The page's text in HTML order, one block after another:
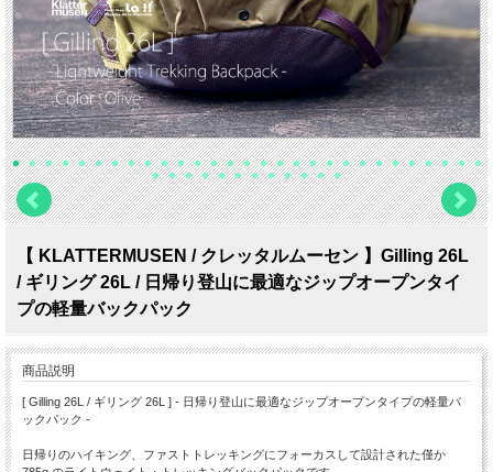
【 KLATTERMUSEN / クレッタルムーセン 】Gilling 26L
/ ギリング 26L / 日帰り登山に最適なジップオープンタイ
プの軽量バックパック
商品説明
[ Gilling 26L / ギリング 26L ] - 日帰り登山に最適なジップオープンタイプの軽量バ
ックパック -
日帰りのハイキング、ファストトレッキングにフォーカスして設計された僅か